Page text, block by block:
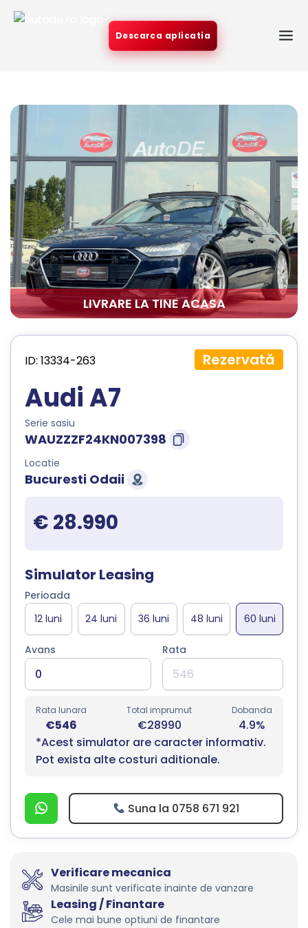
Descarca aplicatia
LIVRARE LA TINE ACASA
ID: 13334-263 Rezervată
Audi A7
Serie sasiu
WAUZZZF24KN007398
Locatie
Bucuresti Odaii
€ 28.990
Simulator Leasing
Perioada
Avans Rata
Rata lunara
€546
Total imprumut
€28990
Dobanda
4.9%
*Acest simulator are caracter informativ.
Pot exista alte costuri aditionale.
Suna la 0758 671 921
Verificare mecanica
Masinile sunt verificate inainte de vanzare
Leasing / Finantare
Cele mai bune optiuni de finantare